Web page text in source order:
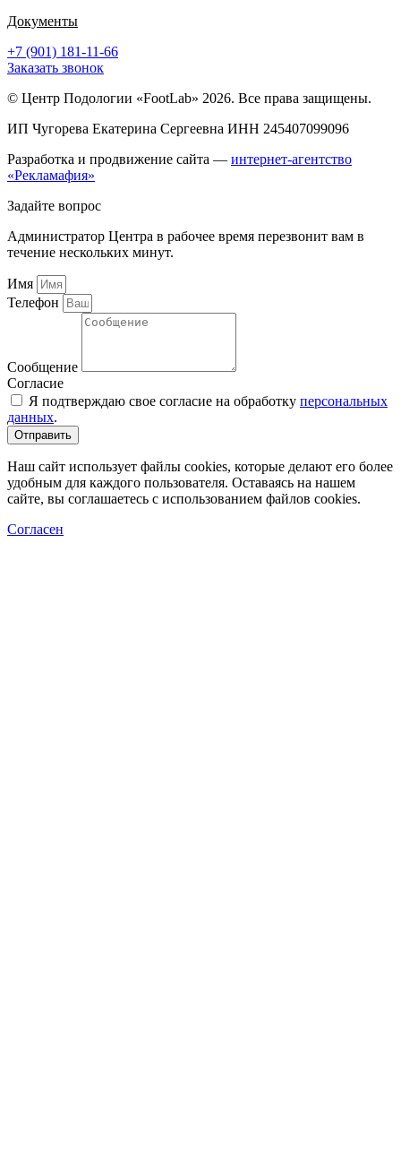
Документы
+7 (901) 181-11-66
Заказать звонок
© Центр Подологии «FootLab» 2026. Все права защищены.
ИП Чугорева Екатерина Сергеевна ИНН 245407099096
Разработка и продвижение сайта — интернет-агентство
«Рекламафия»
Задайте вопрос
Администратор Центра в рабочее время перезвонит вам в
течение нескольких минут.
Имя
Телефон
Сообщение
Согласие
Я подтверждаю свое согласие на обработку персональных
данных.
Отправить
Наш сайт использует файлы cookies, которые делают его более
удобным для каждого пользователя. Оставаясь на нашем
сайте, вы соглашаетесь с использованием файлов cookies.
Согласен